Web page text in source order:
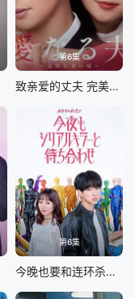
第6集
致亲爱的丈夫 完美妻子的谎言
第6集
今晚也要和连环杀手约会